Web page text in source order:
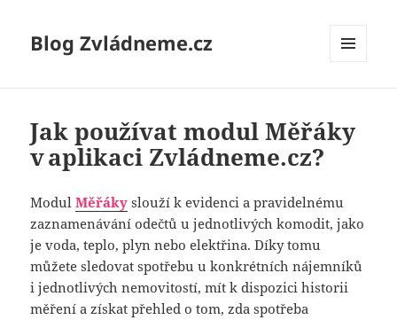
Blog Zvládneme.cz
Jak používat modul Měřáky
v aplikaci Zvládneme.cz?
ModulMěřáky slouží k evidenci a pravidelnému
zaznamenávání odečtů u jednotlivých komodit, jako
je voda, teplo, plyn nebo elektřina. Díky tomu
můžete sledovat spotřebu u konkrétních nájemníků
i jednotlivých nemovitostí, mít k dispozici historii
měření a získat přehled o tom, zda spotřeba